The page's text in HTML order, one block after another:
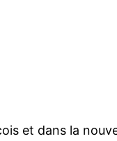
et dans la